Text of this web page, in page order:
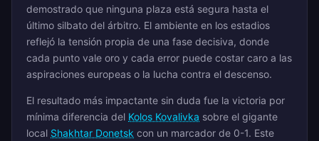
demostrado que ninguna plaza está segura hasta el
último silbato del árbitro. El ambiente en los estadios
reflejó la tensión propia de una fase decisiva, donde
cada punto vale oro y cada error puede costar caro a las
aspiraciones europeas o la lucha contra el descenso.
El resultado más impactante sin duda fue la victoria por
mínima diferencia del Kolos Kovalivka sobre el gigante
local Shakhtar Donetsk con un marcador de 0-1. Este